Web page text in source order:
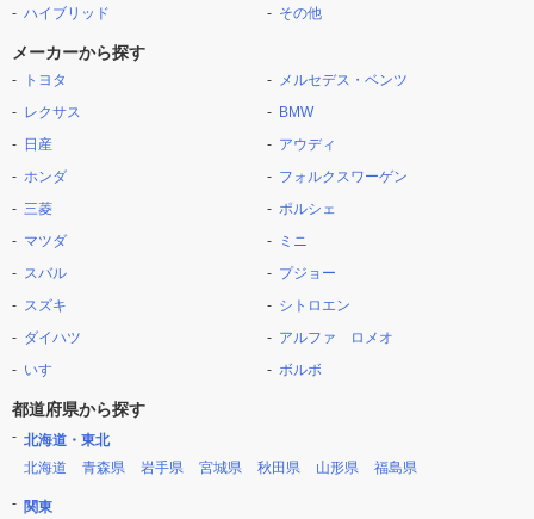
ハイブリッド
その他
メーカーから探す
トヨタ
レクサス
日産
ホンダ
三菱
マツダ
スバル
スズキ
ダイハツ
いすゞ
メルセデス・ベンツ
BMW
アウディ
フォルクスワーゲン
ポルシェ
ミニ
プジョー
シトロエン
アルファ ロメオ
ボルボ
都道府県から探す
北海道・東北
北海道
青森県 岩手県 宮城県 秋田県 山形県 福島県
関東